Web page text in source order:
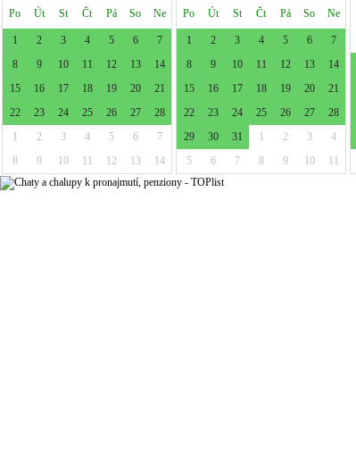
Po Út St Čt Pá So Ne
1 2 3 4 5 6
7
8
9 10 11 12 13
14
15
16 17 18 19 20
21
22
23 24 25 26 27
28
1
2 3 4 5 6
7
8
9 10 11 12 13 14
Po Út St Čt Pá So Ne
1 2 3 4 5 6
7
8
9 10 11 12 13
14
15
16 17 18 19 20
21
22
23 24 25 26 27
28
29
30 31 1 2 3
4
5
6 7 8 9 10 11